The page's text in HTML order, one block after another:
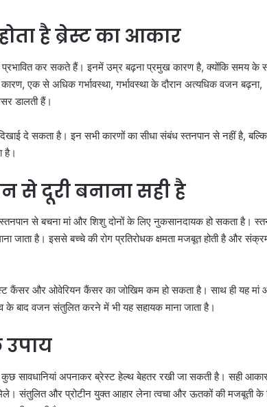
है ब्रेस्ट का आकार
प्रभावित कर सकते हैं। इनमें उम्र बढ़ना प्रमुख कारण है, क्योंकि समय के
एक से अधिक गर्भावस्था, गर्भावस्था के दौरान अत्यधिक वजन बढ़ना,
डालती हैं।
दे सकता है। इन सभी कारणों का सीधा संबंध स्तनपान से नहीं है,
है।
से दूरी बनाना सही है
से बचना मां और शिशु दोनों के लिए नुकसानदायक हो सकता है।
जाता है। इससे बच्चे की रोग प्रतिरोधक क्षमता मजबूत होती है और
कैंसर और ओवेरियन कैंसर का जोखिम कम हो सकता है। साथ ही यह मां
बाद वजन संतुलित करने में भी यह सहायक माना जाता है।
कुछ सावधानियां अपनाकर ब्रेस्ट हेल्थ बेहतर रखी जा सकती है। सही
मिले। संतुलित और प्रोटीन युक्त आहार लेना त्वचा और ऊतकों की मजबूती के